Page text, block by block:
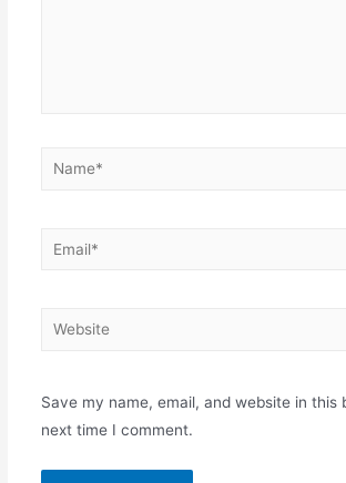
Name*
Email*
Website
Save my name, email, and website in this
next time I comment.